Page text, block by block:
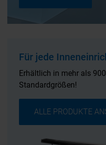
Für jede
Erhältlich in mehr als 900
Standardgrößen!
ALLE PRODUKTE